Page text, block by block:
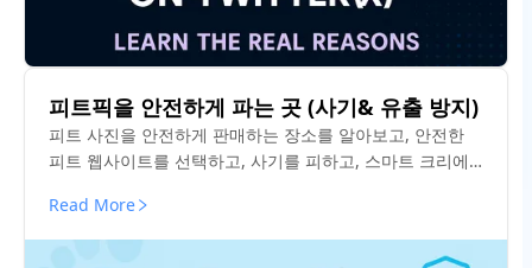
피트픽을 안전하게 파는 곳 (사기& 유출 방지)
피트 사진을 안전하게 판매하는 장소를 알아보고, 안전한
피트 웹사이트를 선택하고, 사기를 피하고, 스마트 크리에
Read More